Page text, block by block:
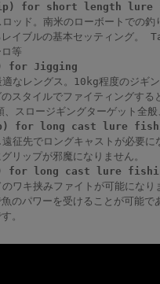
for short length
ッド。南米のローボートでの釣
レイブルの基本セッティング。
等
for Jigging
なレングス。10kg程度のジギ
スタイルでファイティングする
スロージギングターゲット全般
for long cast lure
先でロングキャストが必要に
リップが邪魔になりません。
for long cast lure
キ挟みファイトが可能になり
魚のパワーを受けることが可能
。